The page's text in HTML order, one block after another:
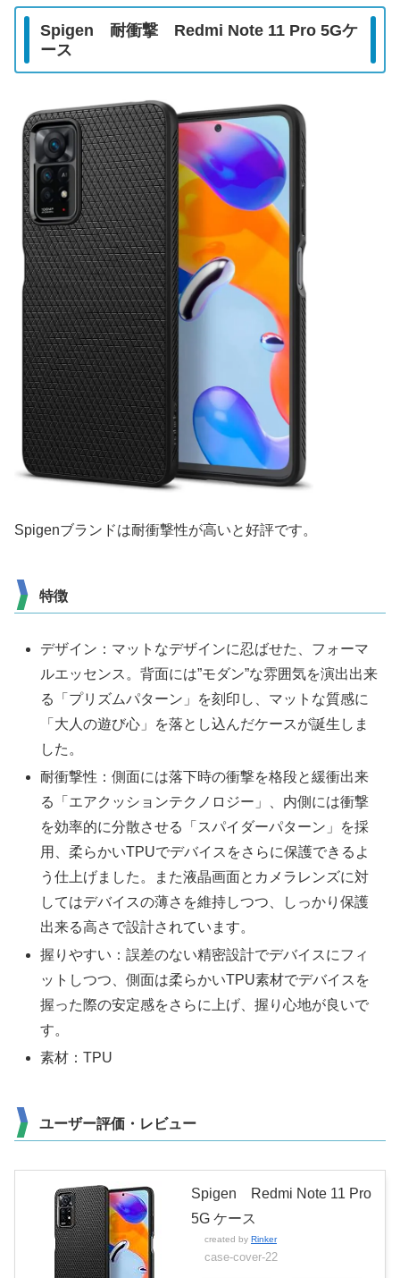
Spigen 耐衝撃 Redmi Note 11 Pro 5Gケ
ース
Spigenブランドは耐衝撃性が高いと好評です。
特徴
デザイン：マットなデザインに忍ばせた、フォーマ
ルエッセンス。背面には”モダン”な雰囲気を演出出来
る「プリズムパターン」を刻印し、マットな質感に
「大人の遊び心」を落とし込んだケースが誕生しま
した。
耐衝撃性：側面には落下時の衝撃を格段と緩衝出来
る「エアクッションテクノロジー」、内側には衝撃
を効率的に分散させる「スパイダーパターン」を採
用、柔らかいTPUでデバイスをさらに保護できるよ
う仕上げました。また液晶画面とカメラレンズに対
してはデバイスの薄さを維持しつつ、しっかり保護
出来る高さで設計されています。
握りやすい：誤差のない精密設計でデバイスにフィ
ットしつつ、側面は柔らかいTPU素材でデバイスを
握った際の安定感をさらに上げ、握り心地が良いで
す。
素材：TPU
ユーザー評価・レビュー
Spigen Redmi Note 11 Pro
5G ケース
created by Rinker
case-cover-22